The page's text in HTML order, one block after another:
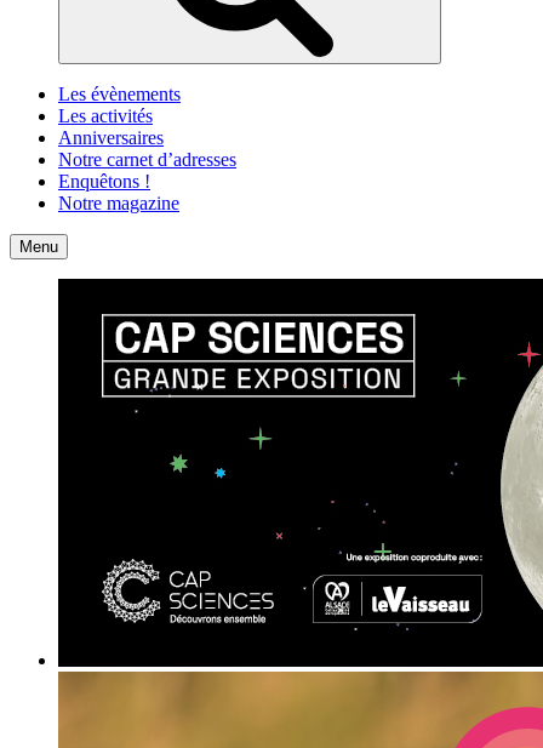
Les évènements
Les activités
Anniversaires
Notre carnet d’adresses
Enquêtons !
Notre magazine
Accueil
Menu Contact